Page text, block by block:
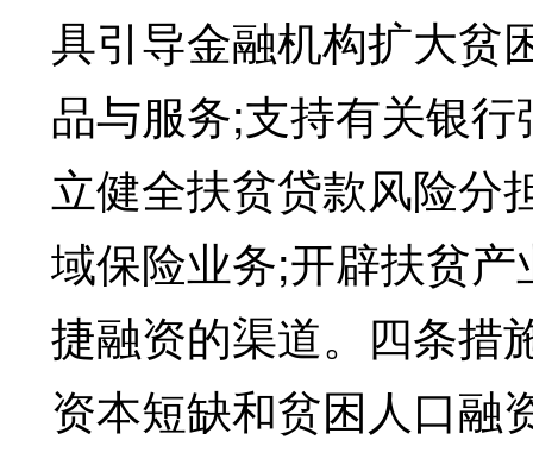
具引导金融机构扩大贫
品与服务;支持有关银
立健全扶贫贷款风险分
域保险业务;开辟扶贫
捷融资的渠道。四条措
资本短缺和贫困人口融